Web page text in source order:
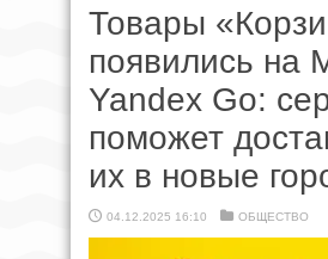
Товары
появились на
Yandex Go:
поможет
их в новые
04.12.2025 16:10 ОБЩЕСТВО